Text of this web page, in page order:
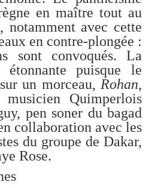
en maître tout au
avec cette
en contre-plongée :
sont convoqués. La
étonnante puisque le
un morceau, Rohan,
Quimperlois
pen soner du bagad
collaboration avec les
du groupe de Dakar,
Rose.